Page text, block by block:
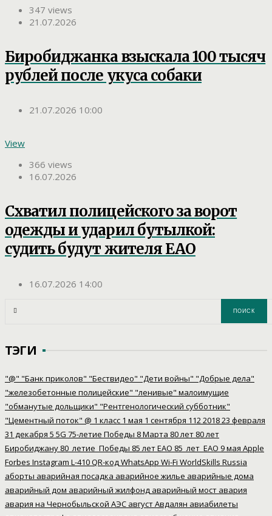
347 views
21.07.2026
Биробиджанка взыскала 100 тысяч
рублей после укуса собаки
21.07.2026 10:00
View
366 views
16.07.2026
Схватил полицейского за ворот
одежды и ударил бутылкой:
судить будут жителя ЕАО
16.07.2026 14:00
ТЭГИ
"@" "Банк приколов" "Бествидео" "Дети войны" "Добрые дела"
"железобетонные полицейские" "ленивые" малоимущие
"обманутые дольщики" "Рентгенологический субботник"
"Цементный поток" @ 1 класс 1 мая 1 сентября 112201823 февраля
31 декабря 5 5G 75-летие Победы 8 Марта 80 лет 80 лет
Биробиджану 80_летие_Победы 85 лет ЕАО 85_лет_ЕАО 9 мая Apple
Forbes Instagram L-410QR-кодWhatsApp Wi-Fi WorldSkills Russia
аборты аварийная посадка аварийное жилье аварийные дома
аварийный дом аварийный жилфонд аварийный мост авария
авария на Чернобыльской АЭС августАвдалян авиабилеты